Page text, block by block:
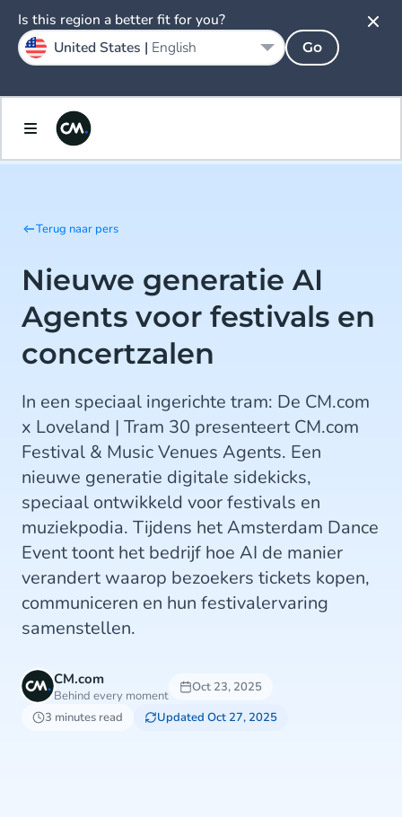
Terug naar pers
Nieuwe generatie AI
Agents voor festivals en
concertzalen
In een speciaal ingerichte tram: De CM.com
x Loveland | Tram 30 presenteert CM.com
Festival & Music Venues Agents. Een
nieuwe generatie digitale sidekicks,
speciaal ontwikkeld voor festivals en
muziekpodia. Tijdens het Amsterdam Dance
Event toont het bedrijf hoe AI de manier
verandert waarop bezoekers tickets kopen,
communiceren en hun festivalervaring
samenstellen.
CM.com
Behind every moment
Oct 23, 2025
3 minutes read
Updated Oct 27, 2025
Is this region a better fit for you?
United States | English Go